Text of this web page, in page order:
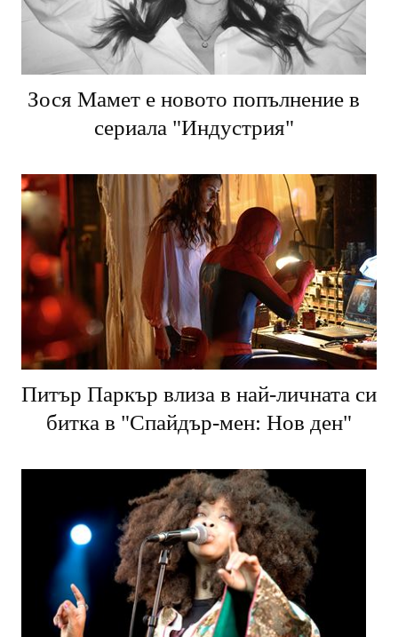
Зося Мамет е новото попълнение в
сериала "Индустрия"
Питър Паркър влиза в най-личната си
битка в "Спайдър-мен: Нов ден"